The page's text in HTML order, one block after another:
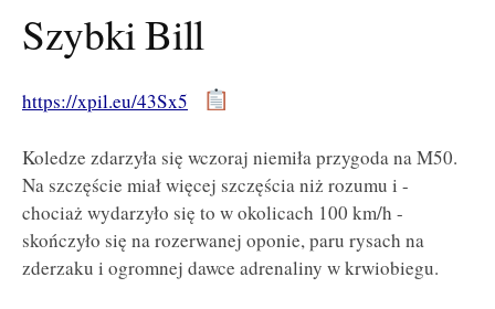
Szybki Bill
https://xpil.eu/43Sx5
Koledze zdarzyła się wczoraj niemiła przygoda na M50.
Na szczęście miał więcej szczęścia niż rozumu i -
chociaż wydarzyło się to w okolicach 100 km/h -
skończyło się na rozerwanej oponie, paru rysach na
zderzaku i ogromnej dawce adrenaliny w krwiobiegu.